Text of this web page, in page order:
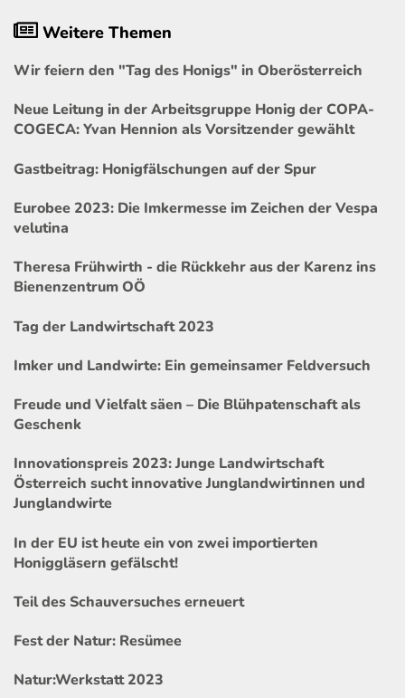
Weitere Themen
Wir feiern den "Tag des Honigs" in Oberösterreich
Neue Leitung in der Arbeitsgruppe Honig der COPA-
COGECA: Yvan Hennion als Vorsitzender gewählt
Gastbeitrag: Honigfälschungen auf der Spur
Eurobee 2023: Die Imkermesse im Zeichen der Vespa
velutina
Theresa Frühwirth - die Rückkehr aus der Karenz ins
Bienenzentrum OÖ
Tag der Landwirtschaft 2023
Imker und Landwirte: Ein gemeinsamer Feldversuch
Freude und Vielfalt säen – Die Blühpatenschaft als
Geschenk
Innovationspreis 2023: Junge Landwirtschaft
Österreich sucht innovative Junglandwirtinnen und
Junglandwirte
In der EU ist heute ein von zwei importierten
Honiggläsern gefälscht!
Teil des Schauversuches erneuert
Fest der Natur: Resümee
Natur:Werkstatt 2023